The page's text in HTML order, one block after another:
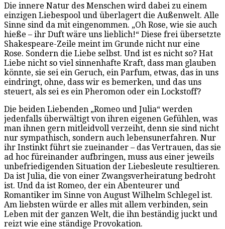
Die innere Natur des Menschen wird dabei zu einem
einzigen Liebespool und überlagert die Außenwelt. Alle
Sinne sind da mit eingenommen. „Oh Rose, wie sie auch
hieße – ihr Duft wäre uns lieblich!“ Diese frei übersetzte
Shakespeare-Zeile meint im Grunde nicht nur eine
Rose. Sondern die Liebe selbst. Und ist es nicht so? Hat
Liebe nicht so viel sinnenhafte Kraft, dass man glauben
könnte, sie sei ein Geruch, ein Parfum, etwas, das in uns
eindringt, ohne, dass wir es bemerken, und das uns
steuert, als sei es ein Pheromon oder ein Lockstoff?
Die beiden Liebenden „Romeo und Julia“ werden
jedenfalls überwältigt von ihren eigenen Gefühlen, was
man ihnen gern mitleidvoll verzeiht, denn sie sind nicht
nur sympathisch, sondern auch lebensunerfahren. Nur
ihr Instinkt führt sie zueinander – das Vertrauen, das sie
ad hoc füreinander aufbringen, muss aus einer jeweils
unbefriedigenden Situation der Liebesleute resultieren.
Da ist Julia, die von einer Zwangsverheiratung bedroht
ist. Und da ist Romeo, der ein Abenteurer und
Romantiker im Sinne von August Wilhelm Schlegel ist.
Am liebsten würde er alles mit allem verbinden, sein
Leben mit der ganzen Welt, die ihn beständig juckt und
reizt wie eine ständige Provokation.